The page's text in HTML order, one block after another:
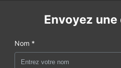
Envoyez une
Nom *